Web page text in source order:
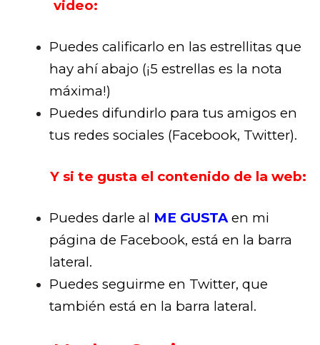
video:
Puedes calificarlo en las estrellitas que
hay ahí abajo (¡5 estrellas es la nota
máxima!)
Puedes difundirlo para tus amigos en
tus redes sociales (Facebook, Twitter).
Y si te gusta el contenido de la web:
Puedes darle al ME GUSTAen mi
página de Facebook, está en la barra
lateral.
Puedes seguirme en Twitter, que
también está en la barra lateral.